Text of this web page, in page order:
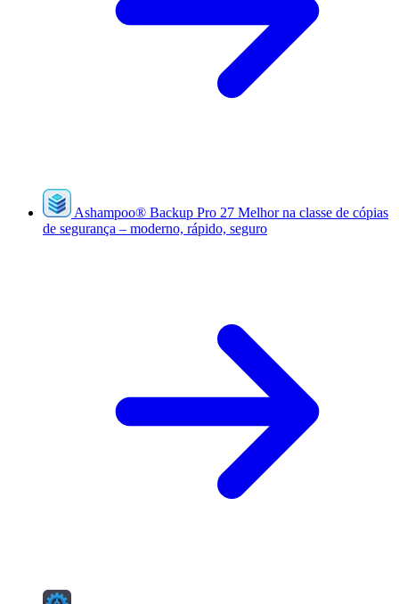
Ashampoo® Backup Pro 27 Melhor na classe de cópias
de segurança – moderno, rápido, seguro